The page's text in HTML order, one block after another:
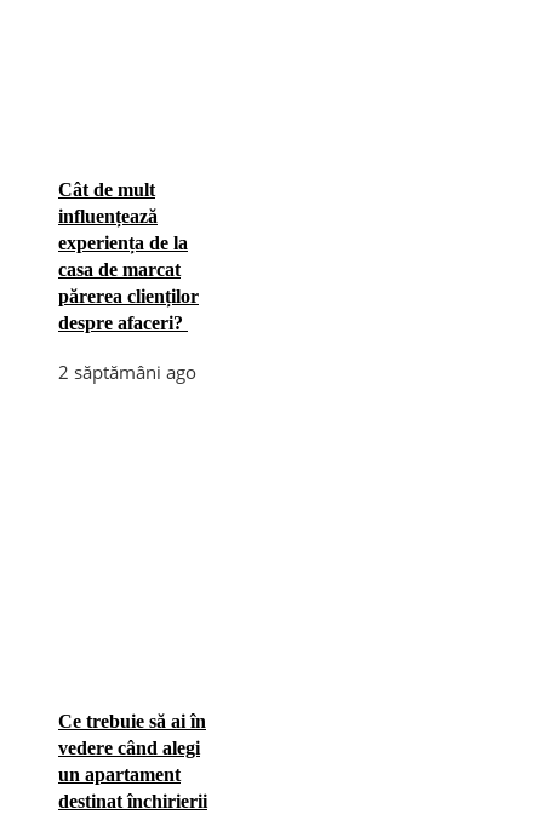
Cât de mult
influențează
experiența de la
casa de marcat
părerea clienților
despre afaceri?
2 săptămâni ago
Ce trebuie să ai în
vedere când alegi
un apartament
destinat închirierii